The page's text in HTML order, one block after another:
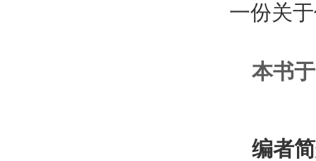
一份关
本书于
编者